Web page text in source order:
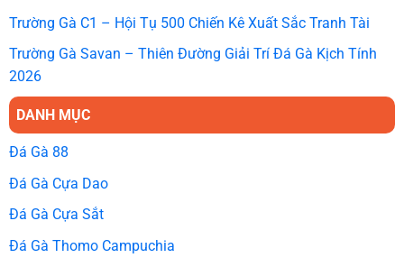
Trường Gà C1 – Hội Tụ 500 Chiến Kê Xuất Sắc Tranh Tài
Trường Gà Savan – Thiên Đường Giải Trí Đá Gà Kịch Tính
2026
DANH MỤC
Đá Gà 88
Đá Gà Cựa Dao
Đá Gà Cựa Sắt
Đá Gà Thomo Campuchia